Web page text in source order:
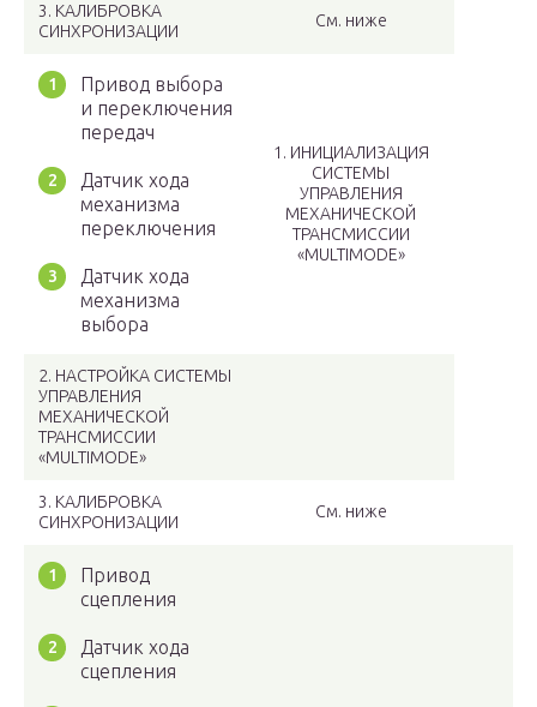
3. КАЛИБРОВКА
СИНХРОНИЗАЦИИ
См. ниже
Привод выбора
и переключения
передач
Датчик хода
механизма
переключения
Датчик хода
механизма
выбора
1. ИНИЦИАЛИЗАЦИЯ
СИСТЕМЫ
УПРАВЛЕНИЯ
МЕХАНИЧЕСКОЙ
ТРАНСМИССИИ
«MULTIMODE»
2. НАСТРОЙКА СИСТЕМЫ
УПРАВЛЕНИЯ
МЕХАНИЧЕСКОЙ
ТРАНСМИССИИ
«MULTIMODE»
3. КАЛИБРОВКА
СИНХРОНИЗАЦИИ
См. ниже
Привод
сцепления
Датчик хода
сцепления